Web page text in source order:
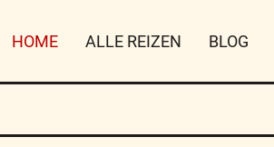
HOME ALLE REIZEN BLOG